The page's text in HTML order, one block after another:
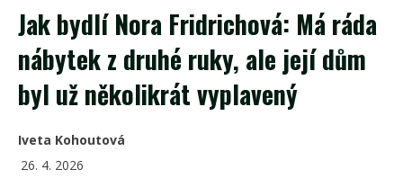
Jak bydlí Nora Fridrichová: Má ráda
nábytek z druhé ruky, ale její dům
byl už několikrát vyplavený
Iveta Kohoutová
26. 4. 2026